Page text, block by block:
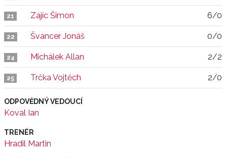
21 Zajíc Šimon 6/0
22 Švancer Jonáš 0/0
24 Michálek Allan 2/2
25 Trčka Vojtěch 2/0
ODPOVĚDNÝ VEDOUCÍ
Koval Ian
TRENÉR
Hradil Martin